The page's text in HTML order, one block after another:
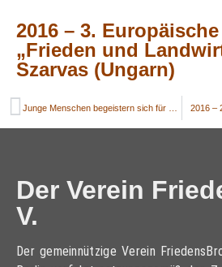
2016 – 3.
„Frieden und
Szarvas (Ungarn)​
2016 –
Der Verein
V.
Der gemeinnützige Verein